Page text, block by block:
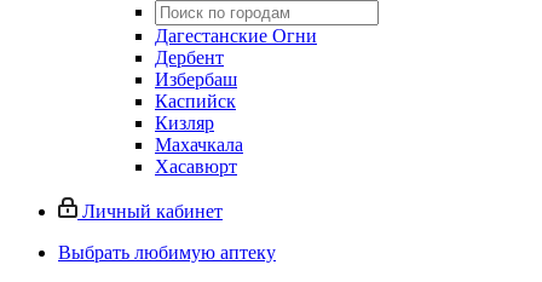
Дагестанские Огни
Дербент
Избербаш
Каспийск
Кизляр
Махачкала
Хасавюрт
Личный кабинет
Выбрать любимую аптеку